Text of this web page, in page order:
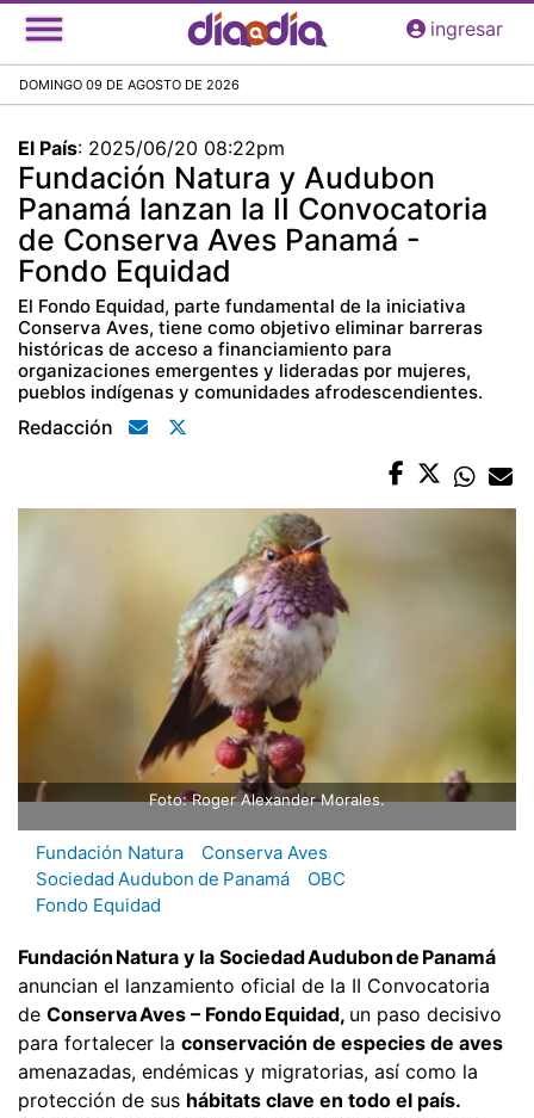
Pasar
al
principal
ingresar
DOMINGO 09 DE AGOSTO DE 2026
El País: 2025/06/20 08:22pm
Fundación Natura y Audubon
Panamá lanzan la II Convocatoria
de Conserva Aves Panamá -
Fondo Equidad
El Fondo Equidad, parte fundamental de la iniciativa
Conserva Aves, tiene como objetivo eliminar barreras
históricas de acceso a financiamiento para
organizaciones emergentes y lideradas por mujeres,
pueblos indígenas y comunidades afrodescendientes.
Redacción
Foto: Roger Alexander Morales.
Fundación Natura
Conserva Aves
Sociedad Audubon de Panamá
OBC
Fondo Equidad
Fundación Natura y la Sociedad Audubon de Panamá
anuncian el lanzamiento oficial de la II Convocatoria
de Conserva Aves – Fondo Equidad, un paso decisivo
para fortalecer la conservación de especies de aves
amenazadas, endémicas y migratorias, así como la
protección de sus hábitats clave en todo el país.